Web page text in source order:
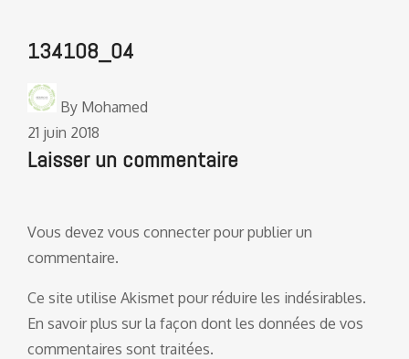
134108_04
By Mohamed
21 juin 2018
Laisser un commentaire
Vous devez vous connecterpour publier un
commentaire.
Ce site utilise Akismet pour réduire les indésirables.
En savoir plus sur la façon dont les données de vos
commentaires sont traitées.